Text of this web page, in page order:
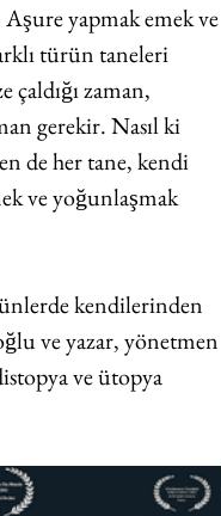
yapmak emek ve
türün taneleri
zaman,
gerekir. Nasıl ki
de her tane, kendi
ve yoğunlaşmak
kendilerinden
ve yazar, yönetmen
ve ütopya